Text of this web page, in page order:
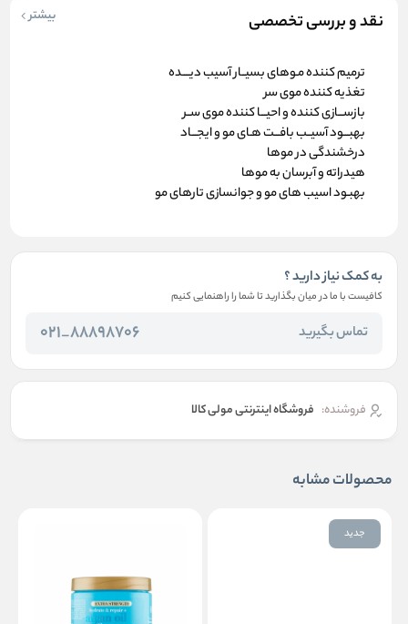
نقد و بررسی تخصصی بیشتر
ترمیم کننده مـوهای بسیــار آسیب دیــــده
تغذیه کننده موی سر
بازســـازی کننده و احیـــا کننده موی ســر
بهبـــود آسیــب بافـــت هـای مو و ایجـــاد
درخشندگی در موها
هیدراته و آبرسان به موها
بهبـود اسیب های مو و جوانسازی تارهای مو
به کمک نیاز دارید ؟
کافیست با ما در میان بگذارید تا شما را راهنمایی کنیم
تماس بگیرید 88898706_021
فروشنده: فروشگاه اینترنتی مولی کالا
محصولات مشابه
جدید